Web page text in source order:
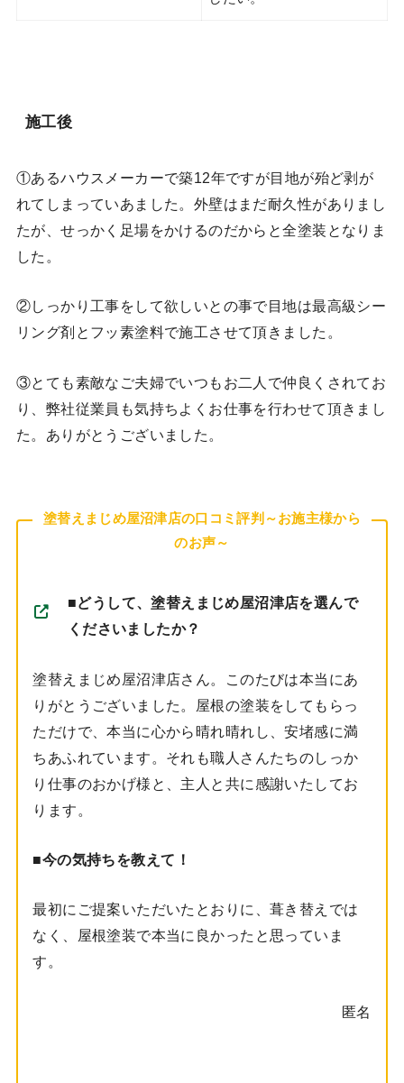
施工後
①あるハウスメーカーで築12年ですが目地が殆ど剥が
れてしまっていあました。外壁はまだ耐久性がありまし
たが、せっかく足場をかけるのだからと全塗装となりま
した。
②しっかり工事をして欲しいとの事で目地は最高級シー
リング剤とフッ素塗料で施工させて頂きました。
③とても素敵なご夫婦でいつもお二人で仲良くされてお
り、弊社従業員も気持ちよくお仕事を行わせて頂きまし
た。ありがとうございました。
塗替えまじめ屋沼津店の口コミ評判～お施主様から
のお声～
■どうして、塗替えまじめ屋沼津店を選んで
くださいましたか？
塗替えまじめ屋沼津店さん。このたびは本当にあ
りがとうございました。屋根の塗装をしてもらっ
ただけで、本当に心から晴れ晴れし、安堵感に満
ちあふれています。それも職人さんたちのしっか
り仕事のおかげ様と、主人と共に感謝いたしてお
ります。
■今の気持ちを教えて！
最初にご提案いただいたとおりに、葺き替えでは
なく、屋根塗装で本当に良かったと思っていま
す。
匿名